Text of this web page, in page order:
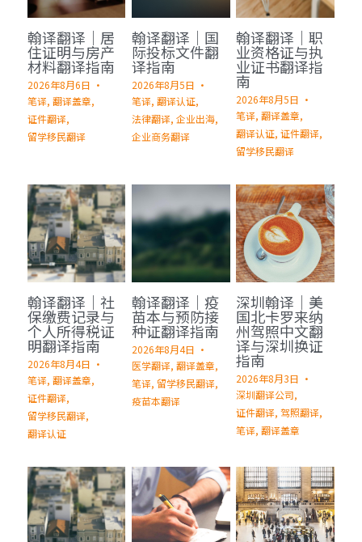
翰译翻译｜居
住证明与房产
材料翻译指南
2026年8月6日 ·
笔译, 翻译盖章,
证件翻译,
留学移民翻译
翰译翻译｜国
际投标文件翻
译指南
2026年8月5日 ·
笔译, 翻译认证,
法律翻译, 企业出海,
企业商务翻译
翰译翻译｜职
业资格证与执
业证书翻译指
南
2026年8月5日 ·
笔译, 翻译盖章,
翻译认证, 证件翻译,
留学移民翻译
翰译翻译｜社
保缴费记录与
个人所得税证
明翻译指南
2026年8月4日 ·
笔译, 翻译盖章,
证件翻译,
留学移民翻译,
翻译认证
翰译翻译｜疫
苗本与预防接
种证翻译指南
2026年8月4日 ·
医学翻译, 翻译盖章,
笔译, 留学移民翻译,
疫苗本翻译
深圳翰译｜美
国北卡罗来纳
州驾照中文翻
译与深圳换证
指南
2026年8月3日 ·
深圳翻译公司,
证件翻译, 驾照翻译,
笔译, 翻译盖章
成都法律翻译
企业出海
留学移民翻译
企业商务翻译